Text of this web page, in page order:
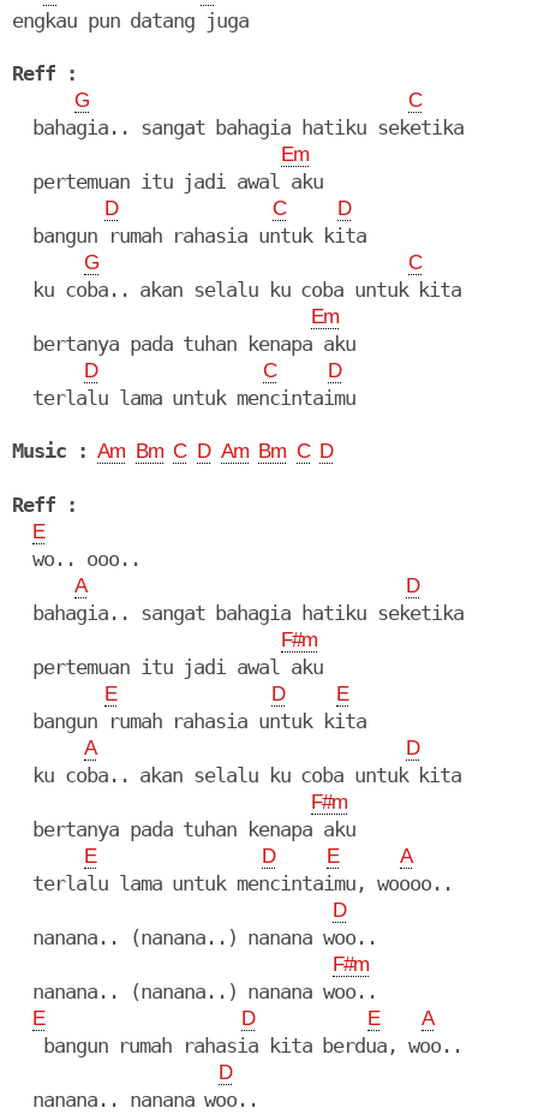
engkau pun datang juga
Reff :
G C
  bahagia.. sangat bahagia hatiku seketika
Em
  pertemuan itu jadi awal aku
D C D
  bangun rumah rahasia untuk kita
G C
  ku coba.. akan selalu ku coba untuk kita
Em
  bertanya pada tuhan kenapa aku
D C D
  terlalu lama untuk mencintaimu
Music : Am Bm C D Am Bm C D
Reff :
E
  wo.. ooo..
A D
  bahagia.. sangat bahagia hatiku seketika
F#m
  pertemuan itu jadi awal aku
E D E
  bangun rumah rahasia untuk kita
A D
  ku coba.. akan selalu ku coba untuk kita
F#m
  bertanya pada tuhan kenapa aku
E D E A
  terlalu lama untuk mencintaimu, woooo..
D
  nanana.. (nanana..) nanana woo..
F#m
  nanana.. (nanana..) nanana woo..
E D E A
   bangun rumah rahasia kita berdua, woo..
D
  nanana.. nanana woo..